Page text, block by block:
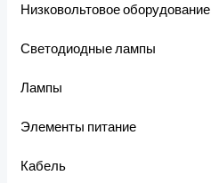
Низковольтовое оборудование
Светодиодные лампы
Лампы
Элементы питание
Кабель